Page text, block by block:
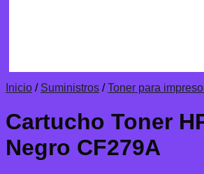
Inicio / Suministros / Toner para
Cartucho Toner
Negro CF279A